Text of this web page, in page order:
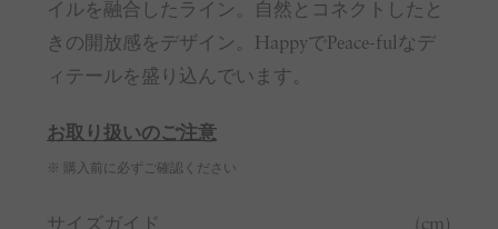
イルを融合したライン。自然とコネクトしたと
きの開放感をデザイン。HappyでPeace-fulなデ
ィテールを盛り込んでいます。
お取り扱いのご注意
※ 購入前に必ずご確認ください